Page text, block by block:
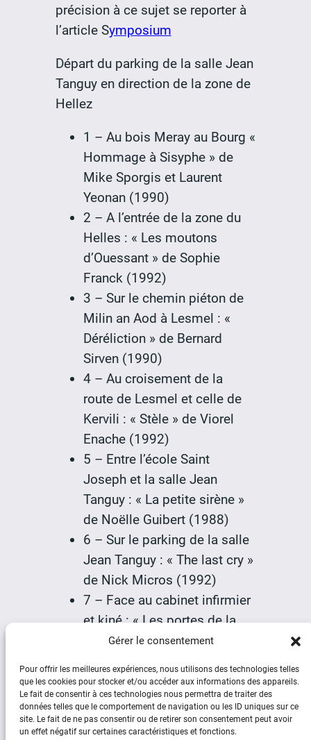
Gérer le consentement
Pour offrir les meilleures expériences, nous utilisons des technologies telles
que les cookies pour stocker et/ou accéder aux informations des appareils.
Le fait de consentir à ces technologies nous permettra de traiter des
données telles que le comportement de navigation ou les ID uniques sur ce
site. Le fait de ne pas consentir ou de retirer son consentement peut avoir
un effet négatif sur certaines caractéristiques et fonctions.
précision à ce sujet se reporter à
l’article Symposium
Départ du parking de la salle Jean
Tanguy en direction de la zone de
Hellez
1 – Au bois Meray au Bourg «
Hommage à Sisyphe » de
Mike Sporgis et Laurent
Yeonan (1990)
2 – A l’entrée de la zone du
Helles : « Les moutons
d’Ouessant » de Sophie
Franck (1992)
3 – Sur le chemin piéton de
Milin an Aod à Lesmel : «
Déréliction » de Bernard
Sirven (1990)
4 – Au croisement de la
route de Lesmel et celle de
Kervili : « Stèle » de Viorel
Enache (1992)
5 – Entre l’école Saint
Joseph et la salle Jean
Tanguy : « La petite sirène »
de Noëlle Guibert (1988)
6 – Sur le parking de la salle
Jean Tanguy : « The last cry »
de Nick Micros (1992)
7 – Face au cabinet infirmier
et kiné : « Les portes de la
nuit » de Pierre Peignot